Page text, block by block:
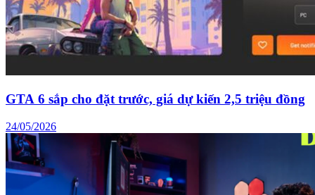
GTA 6 sắp cho đặt trước, giá dự kiến 2,5 triệu đồng
24/05/2026